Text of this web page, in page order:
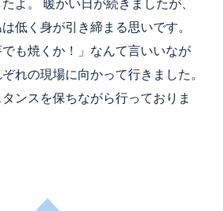
よ。 暖かい日が続きましたが、
低く身が引き締まる思いです。
でも焼くか！」なんて言いいなが
れの現場に向かって行きました。
ンスを保ちながら行っておりま